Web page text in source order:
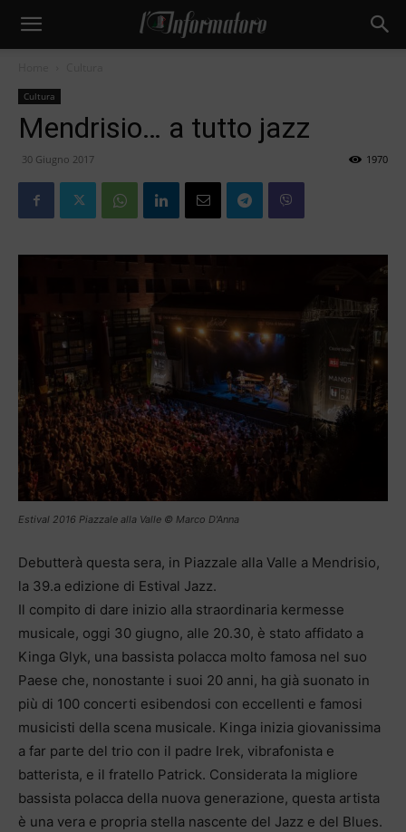
Cultura
Mendrisio… a tutto jazz
30 Giugno 2017 1970
Estival 2016 Piazzale alla Valle © Marco D'Anna
Debutterà questa sera, in Piazzale alla Valle a Mendrisio,
la 39.a edizione di Estival Jazz.
Il compito di dare inizio alla straordinaria kermesse
musicale, oggi 30 giugno, alle 20.30, è stato affidato a
Kinga Glyk, una bassista polacca molto famosa nel suo
Paese che, nonostante i suoi 20 anni, ha già suonato in
più di 100 concerti esibendosi con eccellenti e famosi
musicisti della scena musicale. Kinga inizia giovanissima
a far parte del trio con il padre Irek, vibrafonista e
batterista, e il fratello Patrick. Considerata la migliore
bassista polacca della nuova generazione, questa artista
è una vera e propria stella nascente del Jazz e del Blues.